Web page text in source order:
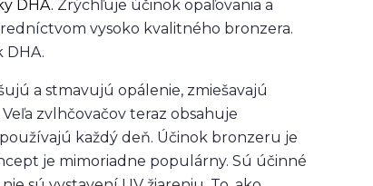
DHA. Zrýchľuje účinok opaľovania a
vysoko kvalitného bronzera.
DHA.
a stmavujú opálenie, zmiešavajú
zvlhčovačov teraz obsahuje
každý deň. Účinok bronzeru je
je mimoriadne populárny. Sú účinné